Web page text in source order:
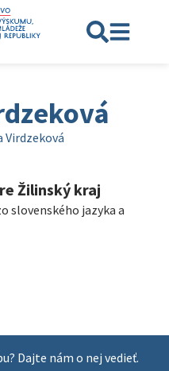
Virdzeková
Žilinský kraj
slovenského jazyka a
Dajte nám o nej vedieť.